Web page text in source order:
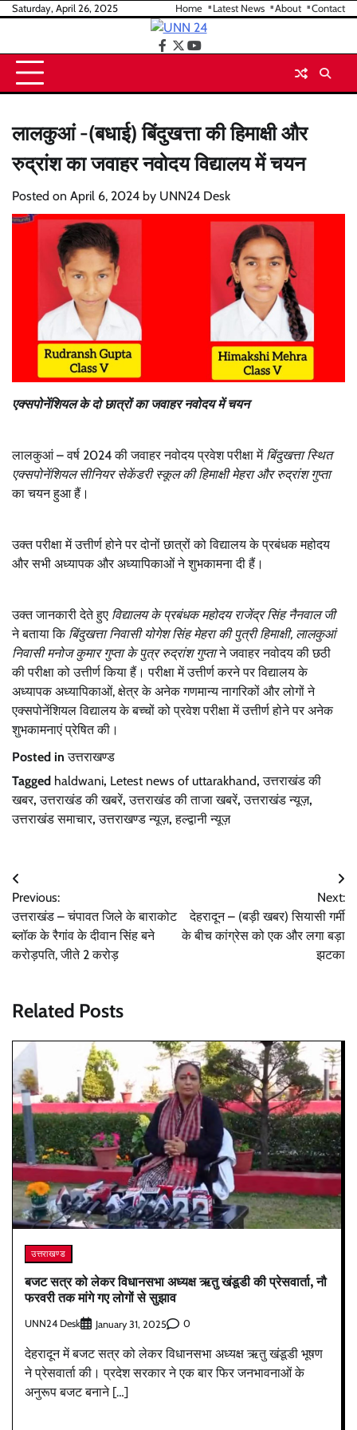
SkipSaturday, April 26, 2025 Home Latest News About Contact
facebook
twitteryoutube
लालकुआं -(बधाई) बिंदुखत्ता की हिमाक्षी और
रुद्रांश का जवाहर नवोदय विद्यालय में चयन
Posted on April 6, 2024 by UNN24 Desk
एक्सपोनेंशियल के दो छात्रों का जवाहर नवोदय में चयन
लालकुआं – वर्ष 2024 की जवाहर नवोदय प्रवेश परीक्षा में बिंदुखत्ता स्थित
एक्सपोनेंशियल सीनियर सेकेंडरी स्कूल की हिमाक्षी मेहरा और रुद्रांश गुप्ता
का चयन हुआ हैं।
उक्त परीक्षा में उत्तीर्ण होने पर दोनों छात्रों को विद्यालय के प्रबंधक महोदय
और सभी अध्यापक और अध्यापिकाओं ने शुभकामना दी हैं।
उक्त जानकारी देते हुए विद्यालय के प्रबंधक महोदय राजेंद्र सिंह नैनवाल जी
ने बताया कि बिंदुखत्ता निवासी योगेश सिंह मेहरा की पुत्री हिमाक्षी, लालकुआं
निवासी मनोज कुमार गुप्ता के पुत्र रुद्रांश गुप्ताने जवाहर नवोदय की छठी
की परीक्षा को उत्तीर्ण किया हैं। परीक्षा में उत्तीर्ण करने पर विद्यालय के
अध्यापक अध्यापिकाओं, क्षेत्र के अनेक गणमान्य नागरिकों और लोगों ने
एक्सपोनेंशियल विद्यालय के बच्चों को प्रवेश परीक्षा में उत्तीर्ण होने पर अनेक
शुभकामनाएं प्रेषित की।
Posted inउत्तराखण्ड
Tagged haldwani, Letest news of uttarakhand,उत्तराखंड की
खबर,उत्तराखंड की खबरें,उत्तराखंड की ताजा खबरें,उत्तराखंड न्यूज़,
उत्तराखंड समाचार,उत्तराखण्ड न्यूज़,हल्द्वानी न्यूज़
Post
navigation
Previous:
उत्तराखंड – चंपावत जिले के बाराकोट
ब्लॉक के रैगांव के दीवान सिंह बने
करोड़पति, जीते 2 करोड़
Next:
देहरादून – (बड़ी खबर) सियासी गर्मी
के बीच कांग्रेस को एक और लगा बड़ा
झटका
Related Posts
उत्तराखण्ड
बजट सत्र को लेकर विधानसभा अध्यक्ष ऋतु खंडूडी की प्रेसवार्ता, नौ
फरवरी तक मांगे गए लोगों से सुझाव
UNN24 Desk January 31, 2025 0
देहरादून में बजट सत्र को लेकर विधानसभा अध्यक्ष ऋतु खंडूडी भूषण
ने प्रेसवार्ता की। प्रदेश सरकार ने एक बार फिर जनभावनाओं के
अनुरूप बजट बनाने […]